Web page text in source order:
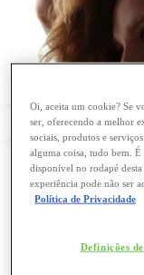
Oi, aceita um cookie? Se
ser, oferecendo a melhor
sociais, produtos e
alguma coisa, tudo bem.
disponível no rodapé
experiência pode não ser
Política de Privacidade
Definições